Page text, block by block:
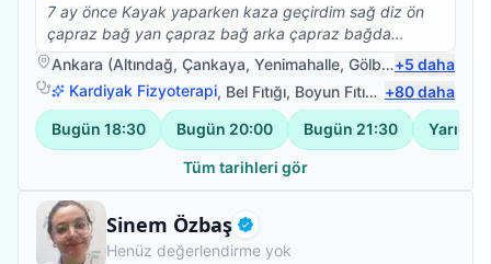
7 ay önce Kayak yaparken kaza geçirdim sağ diz ön
çapraz bağ yan çapraz bağ arka çapraz bağda
kopmalar ve iç dış menisküs kopmaları oldu başarılı bir
amaliyattan sonra yürüme ve denge kaybı sorunlarım
vardı Halil İbrahim hocamla birlikte fizyoterapi
çalışmalarıma başladım bire bir ilgilendi bantlama
sistemleri Manuel terapi birlikte ve nezaketi hoş görüşü
ve babacanlığıyla sabrıyla bilgisiyle tecrübesiyle kısa
üstesinden geldik gece gündüz ne zaman arasam
ilgilendi gerektiği yerde kalkıp evime Bile geldigi oldu
her şey için çok teşekkür ederim HOCAM İYİKİ
Ankara (Altındağ, Çankaya, Yenimahalle, Gölbaşı )
+5 daha
Kardiyak Fizyoterapi, Bel Fıtığı, Boyun Fıtığı ,Omuz Bağ
+80daha
Bugün 18:30 Bugün 20:00 Bugün 21:30 Yarın
Tüm tarihleri gör
Sinem Özbaş Doğrulanmış
Fizyoterapist
Henüz değerlendirme yok